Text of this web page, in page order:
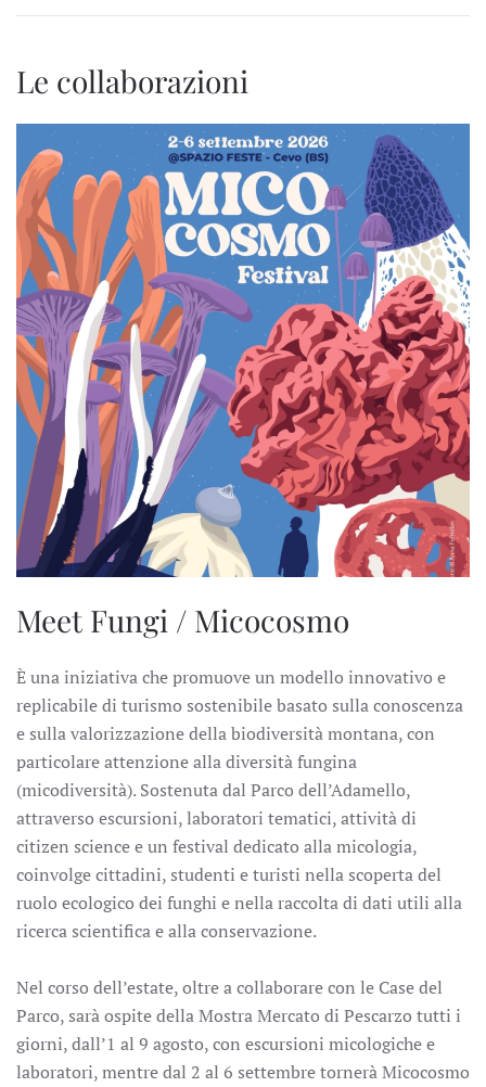
Le collaborazioni
Meet Fungi / Micocosmo
È una iniziativa che promuove un modello innovativo e
replicabile di turismo sostenibile basato sulla conoscenza
e sulla valorizzazione della biodiversità montana, con
particolare attenzione alla diversità fungina
(micodiversità). Sostenuta dal Parco dell’Adamello,
attraverso escursioni, laboratori tematici, attività di
citizen science e un festival dedicato alla micologia,
coinvolge cittadini, studenti e turisti nella scoperta del
ruolo ecologico dei funghi e nella raccolta di dati utili alla
ricerca scientifica e alla conservazione.
Nel corso dell’estate, oltre a collaborare con le Case del
Parco, sarà ospite della Mostra Mercato di Pescarzo tutti i
giorni, dall’1 al 9 agosto, con escursioni micologiche e
laboratori, mentre dal 2 al 6 settembre tornerà Micocosmo